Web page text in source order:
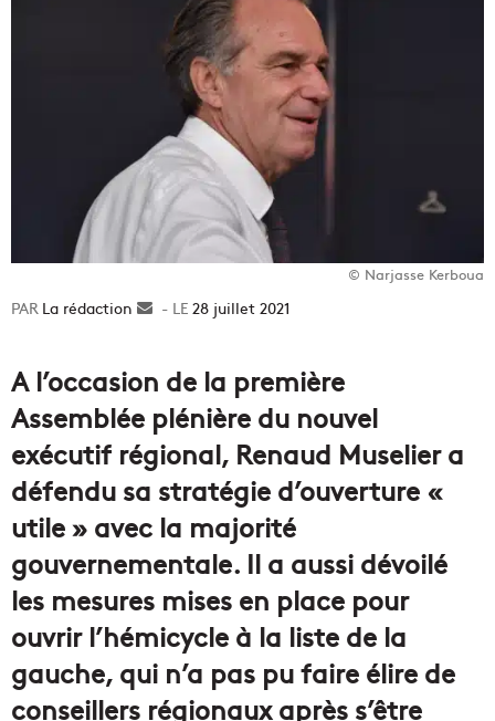
© Narjasse Kerboua
La rédaction
Envoyer28 juillet 2021
A l’occasion de la première
Assemblée plénière du nouvel
exécutif régional, Renaud Muselier a
défendu sa stratégie d’ouverture «
utile » avec la majorité
gouvernementale. Il a aussi dévoilé
les mesures mises en place pour
ouvrir l’hémicycle à la liste de la
gauche, qui n’a pas pu faire élire de
conseillers régionaux après s’être